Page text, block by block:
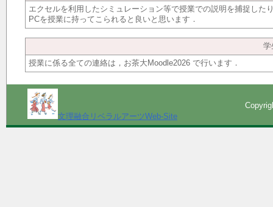
エクセルを利用したシミュレーション等で授業での説明を捕捉し
PCを授業に持ってこられると良いと思います．
学
授業に係る全ての連絡は，お茶大Moodle2026 で行います．
文理融合リベラルアーツWeb-Site